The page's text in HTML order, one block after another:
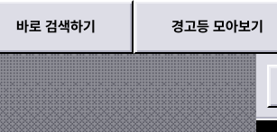
바로 검색하기 경고등 모아보기